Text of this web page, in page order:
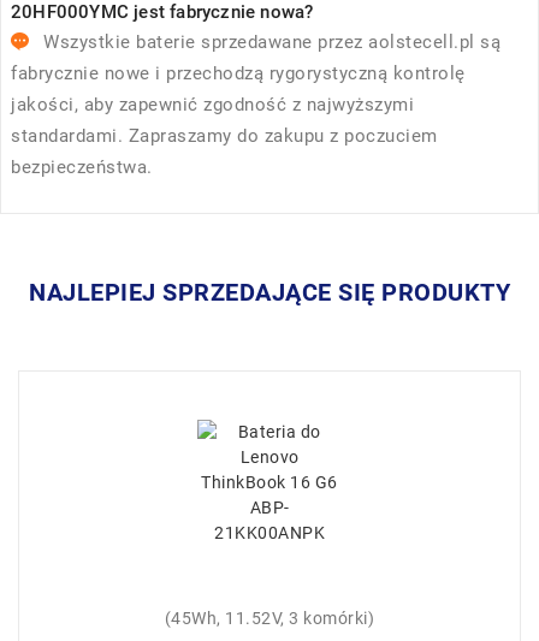
20HF000YMC jest fabrycznie nowa?
Wszystkie baterie sprzedawane przez aolstecell.pl są
fabrycznie nowe i przechodzą rygorystyczną kontrolę
jakości, aby zapewnić zgodność z najwyższymi
standardami. Zapraszamy do zakupu z poczuciem
bezpieczeństwa.
NAJLEPIEJ SPRZEDAJĄCE SIĘ PRODUKTY
(45Wh, 11.52V, 3 komórki)